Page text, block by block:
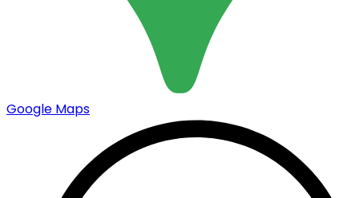
Google Maps